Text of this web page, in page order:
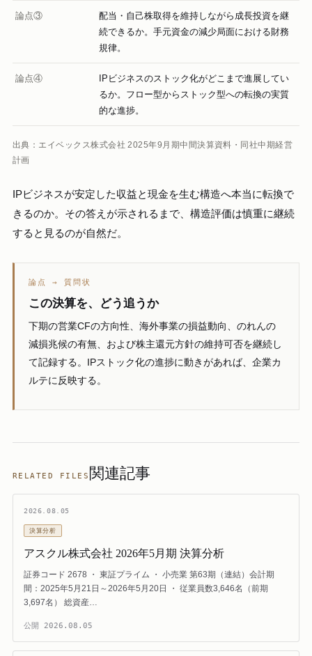
論点③
配当・自己株取得を維持しながら成長投資を継
続できるか。手元資金の減少局面における財務
規律。
論点④
IPビジネスのストック化がどこまで進展してい
るか。フロー型からストック型への転換の実質
的な進捗。
出典：エイベックス株式会社 2025年9月期中間決算資料・同社中期経営
計画
IPビジネスが安定した収益と現金を生む構造へ本当に転換で
きるのか。その答えが示されるまで、構造評価は慎重に継続
すると見るのが自然だ。
論点 → 質問状
この決算を、どう追うか
下期の営業CFの方向性、海外事業の損益動向、のれんの
減損兆候の有無、および株主還元方針の維持可否を継続し
て記録する。IPストック化の進捗に動きがあれば、企業カ
ルテに反映する。
RELATED FILES 関連記事
2026.08.05
決算分析
アスクル株式会社 2026年5月期 決算分析
証券コード 2678 ・ 東証プライム ・ 小売業 第63期（連結）会計期
間：2025年5月21日～2026年5月20日 ・ 従業員数3,646名（前期
3,697名） 総資産…
公開 2026.08.05